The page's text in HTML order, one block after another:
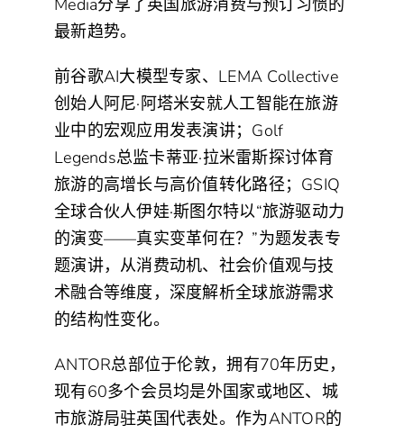
最新趋势。
前谷歌AI大模型专家、LEMA Collective
创始人阿尼·阿塔米安就人工智能在旅游
业中的宏观应用发表演讲；Golf
Legends总监卡蒂亚·拉米雷斯探讨体育
旅游的高增长与高价值转化路径；GSIQ
全球合伙人伊娃·斯图尔特以“旅游驱动力
的演变——真实变革何在？”为题发表专
题演讲，从消费动机、社会价值观与技
术融合等维度，深度解析全球旅游需求
的结构性变化。
ANTOR总部位于伦敦，拥有70年历史，
现有60多个会员均是外国家或地区、城
市旅游局驻英国代表处。作为ANTOR的